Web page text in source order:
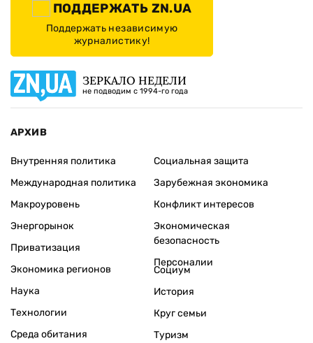
ПОДДЕРЖАТЬ ZN.UA
Поддержать независимую
журналистику!
ЗЕРКАЛО НЕДЕЛИ
не подводим с 1994-го года
АРХИВ
Внутренняя политика
Международная политика
Макроуровень
Энергорынок
Приватизация
Экономика регионов
Социальная защита
Зарубежная экономика
Конфликт интересов
Экономическая
безопасность
Персоналии
Наука
Технологии
Среда обитания
Социум
История
Круг семьи
Туризм